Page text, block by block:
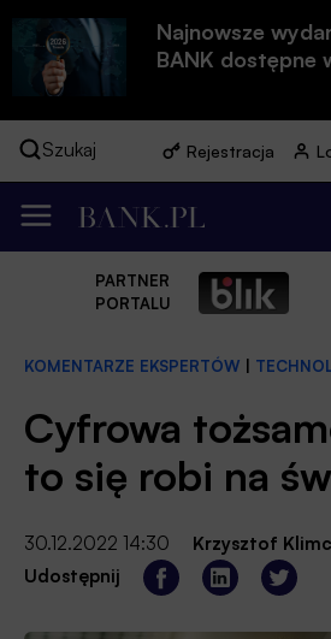
Najnowsze
BANK dostępne
Szukaj Rejestracja
PARTNER
PORTALU
KOMENTARZE EKSPERTÓW
Cyfrowa
to się robi na
30.12.2022 14:30 Krzysztof
Udostępnij